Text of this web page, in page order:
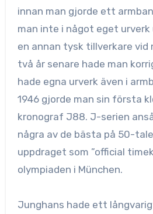
innan man gjorde ett
man inte i något eget
en annan tysk tillverkare vid
två år senare hade man
hade egna urverk även i
1946 gjorde man sin första
kronograf J88. J-serien
några av de bästa på 50-
uppdraget som ”official
olympiaden i München.
Junghans hade ett